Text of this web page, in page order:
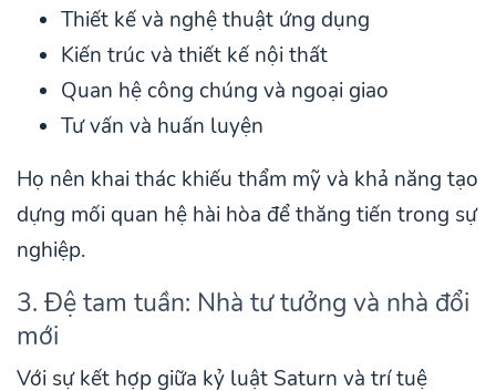
Thiết kế và nghệ thuật ứng dụng
Kiến trúc và thiết kế nội thất
Quan hệ công chúng và ngoại giao
Tư vấn và huấn luyện
Họ nên khai thác khiếu thẩm mỹ và khả năng tạo
dựng mối quan hệ hài hòa để thăng tiến trong sự
nghiệp.
3. Đệ tam tuần: Nhà tư tưởng và nhà đổi
mới
Với sự kết hợp giữa kỷ luật Saturn và trí tuệ